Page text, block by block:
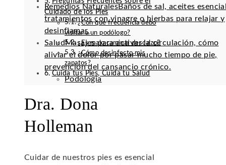
Remedios NaturalesBaños de sal, aceites
tratamientos con vinagre o hierbas para relajar y
desinflamar.
SaludMasajes para activar la circulación, cómo
aliviar el dolor por pasar mucho tiempo de pie,
prevención del cansancio crónico.
Podología
Cuidado de los Pies
¿Con qué frecuencia debo
visitar a un podólogo?
¿Es malo caminar descalzo?
¿Cómo desinfecto mis
zapatos?
Cuida tus Pies, Cuida tu Salud
Dra. Dona
Holleman
Cuidar de nuestros pies es esencial